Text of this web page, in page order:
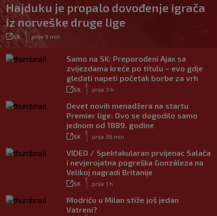
Hajduku je propalo dovođenje igrača
iz norveške druge lige
SK prije 9 min
Samo na SK: Preporođeni Ajax sa
zvijezdama kreće po titulu – evo gdje
gledati napeti početak borbe za vrh
SK prije 3 h
Devet novih menadžera na startu
Premier lige: Ovo se dogodilo samo
jednom od 1889. godine
SK prije 36 min
VIDEO / Spektakularan prvijenac Salača
i nevjerojatna pogreška Gonzáleza na
Velikoj nagradi Britanije
SK prije 1 h
Modriću u Milan stiže još jedan
Vatreni?